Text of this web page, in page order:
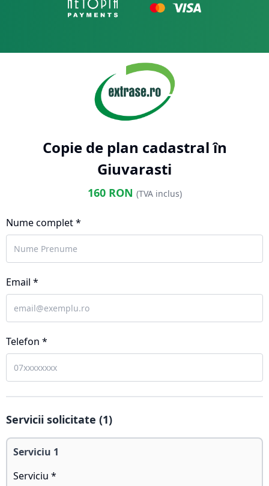
Copie de plan cadastral în
Giuvarasti
160RON (TVA inclus)
Nume complet *
Email *
Telefon *
Servicii solicitate (1)
Serviciu 1
Serviciu *